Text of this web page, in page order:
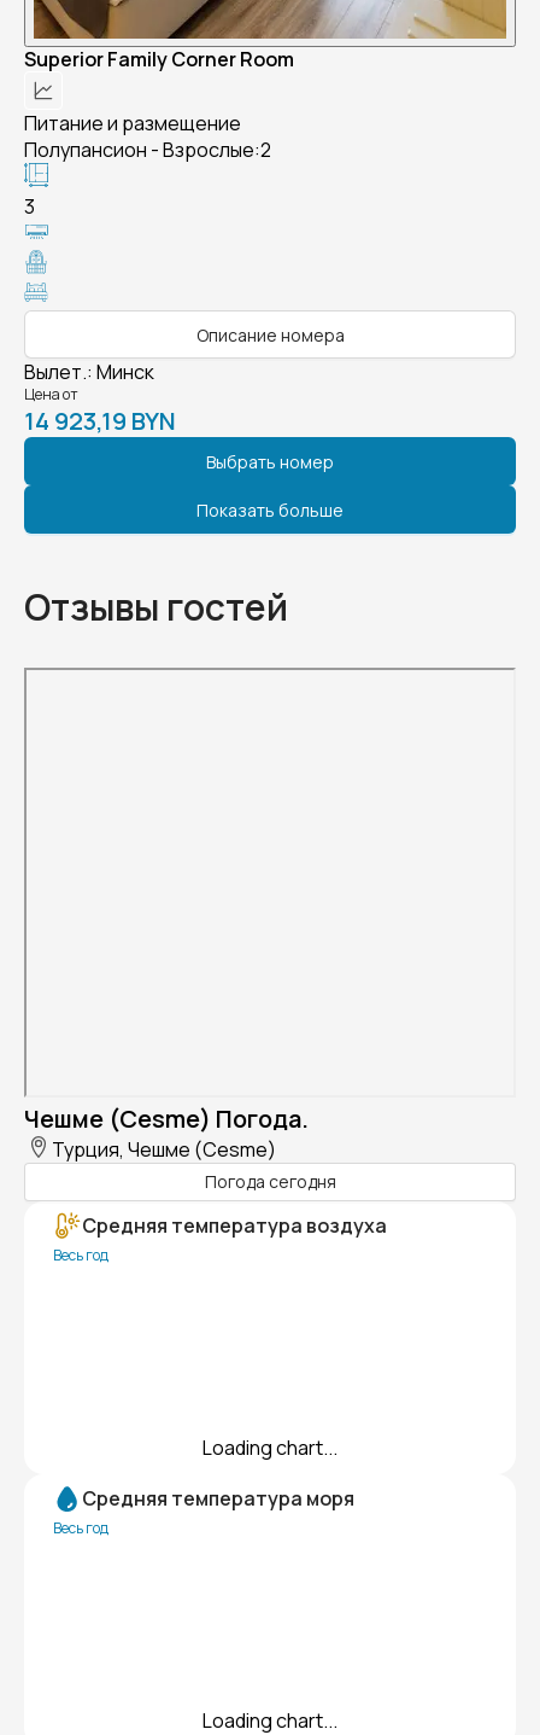
Superior Family Corner Room
Питание и размещение
Полупансион - Взрослые:2
3
Описание номера
Вылет.: Минск
Цена от
14 923,19 BYN
Выбрать номер
Показать больше
Отзывы гостей
Чешме (Cesme) Погода.
Турция, Чешме (Cesme)
Погода сегодня
Средняя температура воздуха
Весь год
Loading chart...
Средняя температура моря
Весь год
Loading chart...